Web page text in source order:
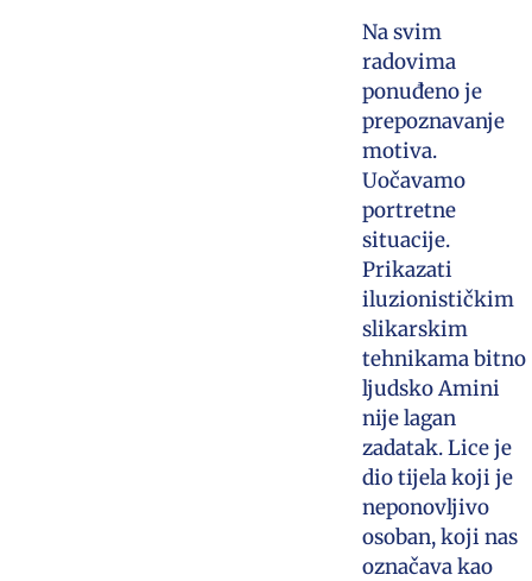
Na svim
radovima
ponuđeno je
prepoznavanje
motiva.
Uočavamo
portretne
situacije.
Prikazati
iluzionističkim
slikarskim
tehnikama bitno
ljudsko Amini
nije lagan
zadatak. Lice je
dio tijela koji je
neponovljivo
osoban, koji nas
označava kao